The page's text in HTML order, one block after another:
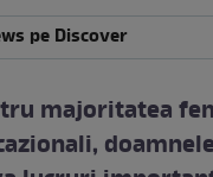
pe Discover
majoritatea